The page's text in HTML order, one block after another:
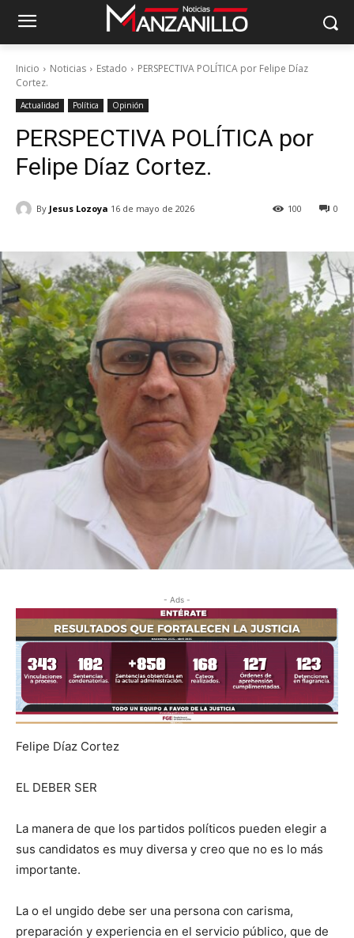
Inicio Noticias Estado
PERSPECTIVA POLÍTICA por Felipe Díaz
Cortez.
Actualidad Política Opinión
PERSPECTIVA POLÍTICA por
Felipe Díaz Cortez.
By Jesus Lozoya 16 de mayo de 2026 0
100
- Ads -
Felipe Díaz Cortez
EL DEBER SER
La manera de que los partidos políticos pueden elegir a
sus candidatos es muy diversa y creo que no es lo más
importante.
La o el ungido debe ser una persona con carisma,
preparación y experiencia en el servicio público, que de